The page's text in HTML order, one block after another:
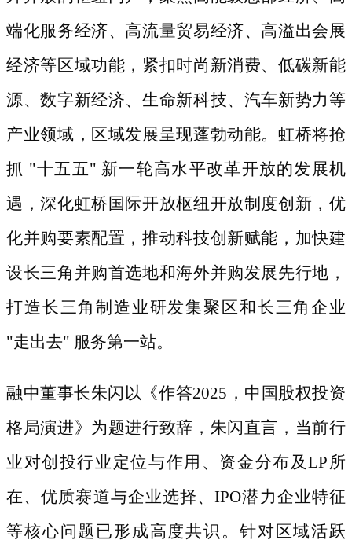
端化服务经济、高流量贸易经济、高溢出会展
经济等区域功能，紧扣时尚新消费、低碳新能
源、数字新经济、生命新科技、汽车新势力等
产业领域，区域发展呈现蓬勃动能。虹桥将抢
抓 "十五五" 新一轮高水平改革开放的发展机
遇，深化虹桥国际开放枢纽开放制度创新，优
化并购要素配置，推动科技创新赋能，加快建
设长三角并购首选地和海外并购发展先行地，
打造长三角制造业研发集聚区和长三角企业
"走出去" 服务第一站。
融中董事长朱闪以《作答2025，中国股权投资
格局演进》为题进行致辞，朱闪直言，当前行
业对创投行业定位与作用、资金分布及LP所
在、优质赛道与企业选择、IPO潜力企业特征
等核心问题已形成高度共识。针对区域活跃